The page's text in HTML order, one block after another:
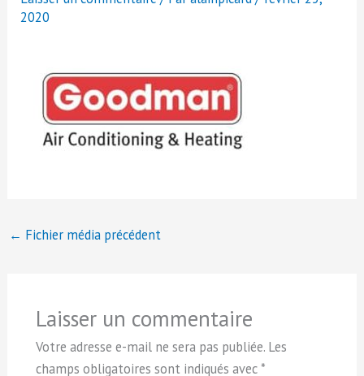
2020
← Fichier média précédent
Laisser un commentaire
Votre adresse e-mail ne sera pas publiée. Les
champs obligatoires sont indiqués avec*